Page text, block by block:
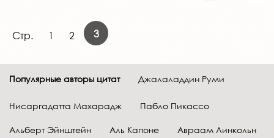
Стр. 1 2 3
Популярные авторы цитат Джалаладдин Руми
Нисаргадатта Махарадж Пабло Пикассо
Альберт Эйнштейн Аль Капоне Авраам Линкольн